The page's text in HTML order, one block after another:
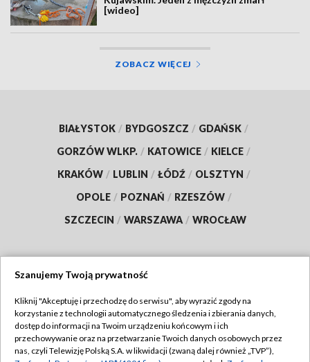
[wideo]
ZOBACZ WIĘCEJ
BIAŁYSTOK / BYDGOSZCZ / GDAŃSK /
GORZÓW WLKP. / KATOWICE / KIELCE /
KRAKÓW / LUBLIN / ŁÓDŹ / OLSZTYN /
OPOLE / POZNAŃ / RZESZÓW /
SZCZECIN / WARSZAWA / WROCŁAW
TVP
Abonament TVP
Regulamin TVP
Szanujemy Twoją prywatność
Kliknij "Akceptuję i przechodzę do serwisu", aby wyrazić zgody na
korzystanie z technologii automatycznego śledzenia i zbierania danych,
dostęp do informacji na Twoim urządzeniu końcowym i ich
przechowywanie oraz na przetwarzanie Twoich danych osobowych przez
nas, czyli Telewizję Polską S.A. w likwidacji (zwaną dalej również „TVP”),